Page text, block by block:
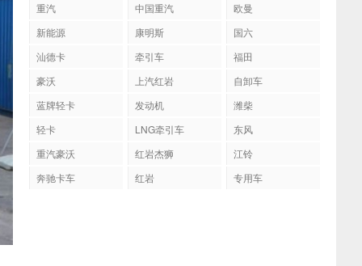
重汽 中国重汽
欧曼
新能源
康明斯
国六
汕德卡
牵引车
福田
豪沃
上汽红岩
自卸车
蓝牌轻卡
发动机
潍柴
轻卡
LNG牵引车
东风
重汽豪沃
红岩杰狮
江铃
奔驰卡车
红岩 专用车